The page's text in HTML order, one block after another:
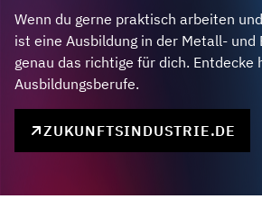
Wenn du gerne praktisch arbeiten
ist eine Ausbildung in der Metall-
genau das richtige für dich. Entdecke
Ausbildungsberufe.
ZUKUNFTSINDUSTRIE.DE